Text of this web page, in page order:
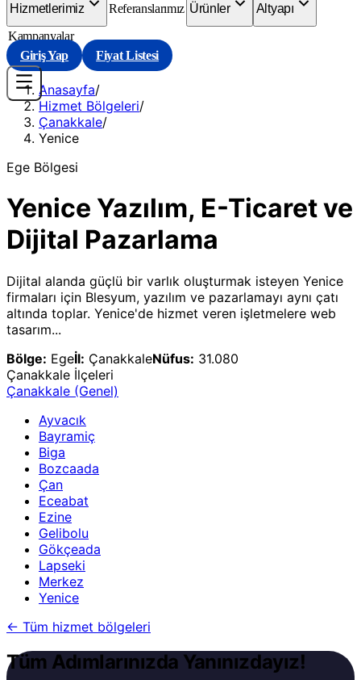
Hizmetlerimiz Referanslarımız Ürünler
Altyapı
Kampanyalar
Giriş Yap
Fiyat Listesi
Anasayfa/
Hizmet Bölgeleri/
Çanakkale/
Yenice
Ege Bölgesi
Yenice Yazılım, E-Ticaret ve
Dijital Pazarlama
Dijital alanda güçlü bir varlık oluşturmak isteyen Yenice
firmaları için Blesyum, yazılım ve pazarlamayı aynı çatı
altında toplar. Yenice'de hizmet veren işletmelere web
tasarım...
Bölge: Egeİl: ÇanakkaleNüfus: 31.080
Çanakkale İlçeleri
Çanakkale (Genel)
Ayvacık
Bayramiç
Biga
Bozcaada
Çan
Eceabat
Ezine
Gelibolu
Gökçeada
Lapseki
Merkez
Yenice
← Tüm hizmet bölgeleri
Tüm Adımlarınızda Yanınızdayız!